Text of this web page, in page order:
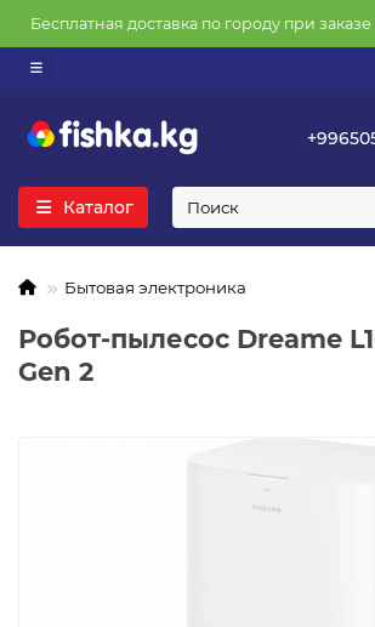
Бесплатная доставка по городу при
Каталог
Бытовая электроника
Робот-пылесос Dreame
Gen 2